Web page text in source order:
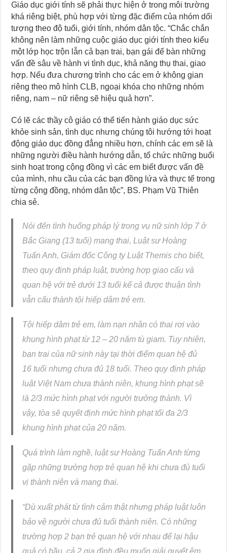
Giáo dục giới tính sẽ phải thực hiện ở trong môi trường
khá riêng biệt, phù hợp với từng đặc điểm của nhóm dối
tượng theo độ tuổi, giới tính, nhóm dân tộc. “Chắc chắn
không nên làm những cuộc giáo dục giới tính theo kiểu
một lớp học trộn lẫn cả bạn trai, bạn gái để bàn những
vấn đề sâu về hành vi tình dục, khả năng thụ thai, giao
hợp. Nếu đưa chương trình cho các em ở không gian
riêng theo mô hình CLB, ngoại khóa cho những nhóm
riêng, nam – nữ riêng sẽ hiệu quả hơn”.
Có lẽ các thầy cô giáo có thể tiến hành giáo dục sức
khỏe sinh sản, tình dục nhưng chúng tôi hướng tới hoạt
động giáo dục đồng đẳng nhiều hơn, chính các em sẽ là
những người điều hành hướng dẫn, tổ chức những buổi
sinh hoạt trong cộng đồng vì các em biết được vấn đề
của mình, nhu cầu của các bạn đồng lứa và thực tế trong
từng cộng đồng, nhóm dân tộc”, BS. Phạm Vũ Thiên
chia sẻ.
Nói đến tình huống pháp lý trong vụ nữ sinh lớp 7 ở
Bắc Giang (13 tuổi) mang thai, Luật sư Hoàng
Tuấn Anh, Giám đốc Công ty Luật Themis cho biết,
theo quy định pháp luật, trường hợp giao cấu và
quan hệ với trẻ dưới 13 tuổi kể cả được thuận tình
vẫn cấu thành tội hiếp dâm trẻ em.
Tội hiếp dâm trẻ em, làm nạn nhân có thai rơi vào
khung hình phạt từ 12 – 20 năm tù giam. Tuy nhiên,
bạn trai của nữ sinh này tại thời điểm quan hệ đủ
16 tuổi nhưng chưa đủ 18 tuổi. Theo quy định pháp
luật Việt Nam chưa thành niên, khung hình phạt sẽ
là 2/3 mức hình phạt với người trưởng thành. Vì
vậy, tòa sẽ quyết định mức hình phạt tối đa 2/3
khung hình phạt của 20 năm.
Quá trình làm nghề, luật sư Hoàng Tuấn Anh từng
gặp những trường hợp trẻ quan hệ khi chưa đủ tuổi
vị thành niên và mang thai.
“Dù xuất phát từ tình cảm thật nhưng pháp luật luôn
bảo vệ người chưa đủ tuổi thành niên. Có những
trường hợp 2 bạn trẻ quan hệ với nhau để lại hậu
quả có bầu, cả 2 gia đình đều muốn giải quyết êm